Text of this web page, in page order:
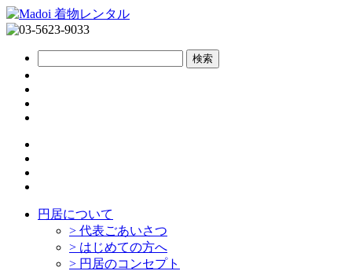
円居について
> 代表ごあいさつ
> はじめての方へ
> 円居のコンセプト